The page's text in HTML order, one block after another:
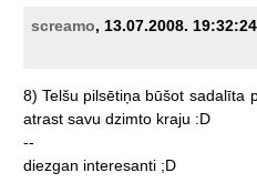
screamo, 13.07.2008. 19:32:24
8) Telšu pilsētiņa būšot sadalīta
atrast savu dzimto kraju :D
--
diezgan interesanti ;D